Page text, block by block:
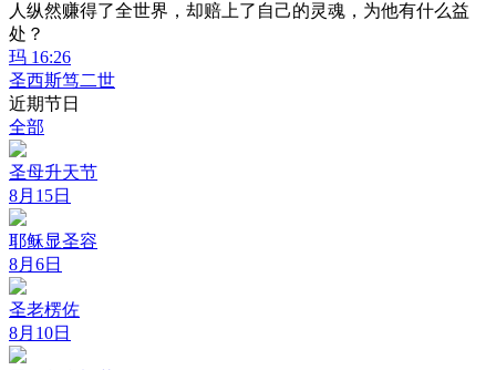
人纵然赚得了全世界，却赔上了自己的灵魂，为他有什么益
处？
玛 16:26
圣西斯笃二世
近期节日
全部
圣母升天节
8月15日
耶稣显圣容
8月6日
圣老楞佐
8月10日